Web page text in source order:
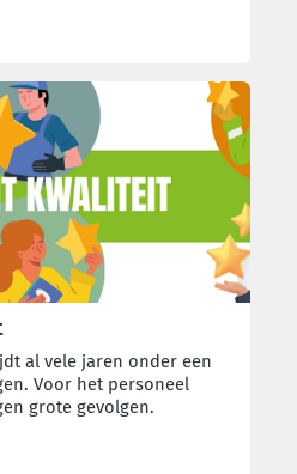
al vele jaren onder een
Voor het personeel
grote gevolgen.